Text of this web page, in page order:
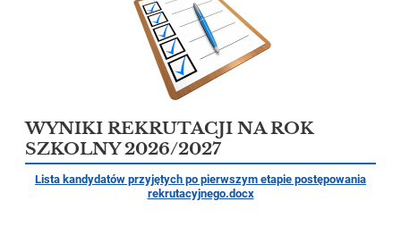
WYNIKI REKRUTACJI NA ROK
SZKOLNY 2026/2027
Lista kandydatów przyjętych po pierwszym etapie postępowania
rekrutacyjnego.docx